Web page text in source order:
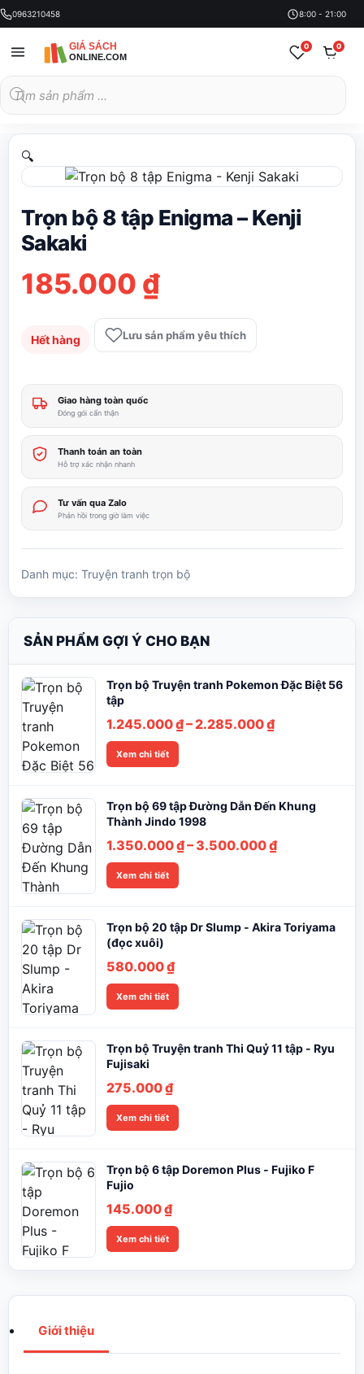
0963210458 8:00 - 21:00
kiếm
sản
0 0
🔍
Trọn bộ 8 tập Enigma – Kenji
Sakaki
185.000 ₫
Hết hàng Lưu sản phẩm yêu thích
Giao hàng toàn quốc
Đóng gói cẩn thận
Thanh toán an toàn
Hỗ trợ xác nhận nhanh
Tư vấn qua Zalo
Phản hồi trong giờ làm việc
Danh mục: Truyện tranh trọn bộ
SẢN PHẨM GỢI Ý CHO BẠN
Trọn bộ Truyện tranh Pokemon Đặc Biệt 56
tập
1.245.000₫–2.285.000₫Khoảng
đến
Xem chi tiết
Trọn bộ 69 tập Đường Dẫn Đến Khung
Thành Jindo 1998
1.350.000₫– 3.500.000₫Khoảng
đến
Xem chi tiết
Trọn bộ 20 tập Dr Slump - Akira Toriyama
(đọc xuôi)
580.000₫
Xem chi tiết
Trọn bộ Truyện tranh Thi Quỷ 11 tập - Ryu
Fujisaki
275.000₫
Xem chi tiết
Trọn bộ 6 tập Doremon Plus - Fujiko F
Fujio
145.000₫
Xem chi tiết
Giới thiệu